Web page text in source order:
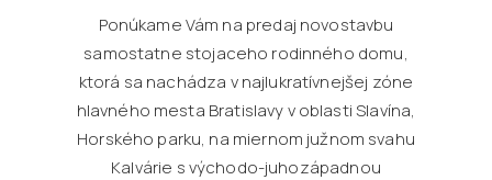
Ponúkame Vám na predaj novostavbu
samostatne stojaceho rodinného domu,
ktorá sa nachádza v najlukratívnejšej zóne
hlavného mesta Bratislavy v oblasti Slavína,
Horského parku, na miernom južnom svahu
Kalvárie s východo-juhozápadnou